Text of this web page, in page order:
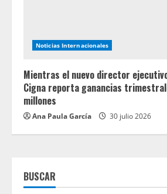
Noticias Internacionales
Mientras el nuevo director
Cigna reporta ganancias
millones
Ana Paula García 30 julio 2026
BUSCAR